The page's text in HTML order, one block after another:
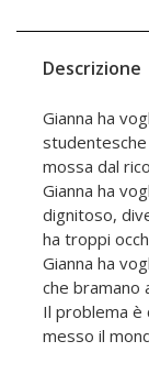
Descrizione
Gianna ha
studentesche
mossa dal
Gianna ha
dignitoso,
ha troppi
Gianna ha
che bramano
Il problema è
messo il